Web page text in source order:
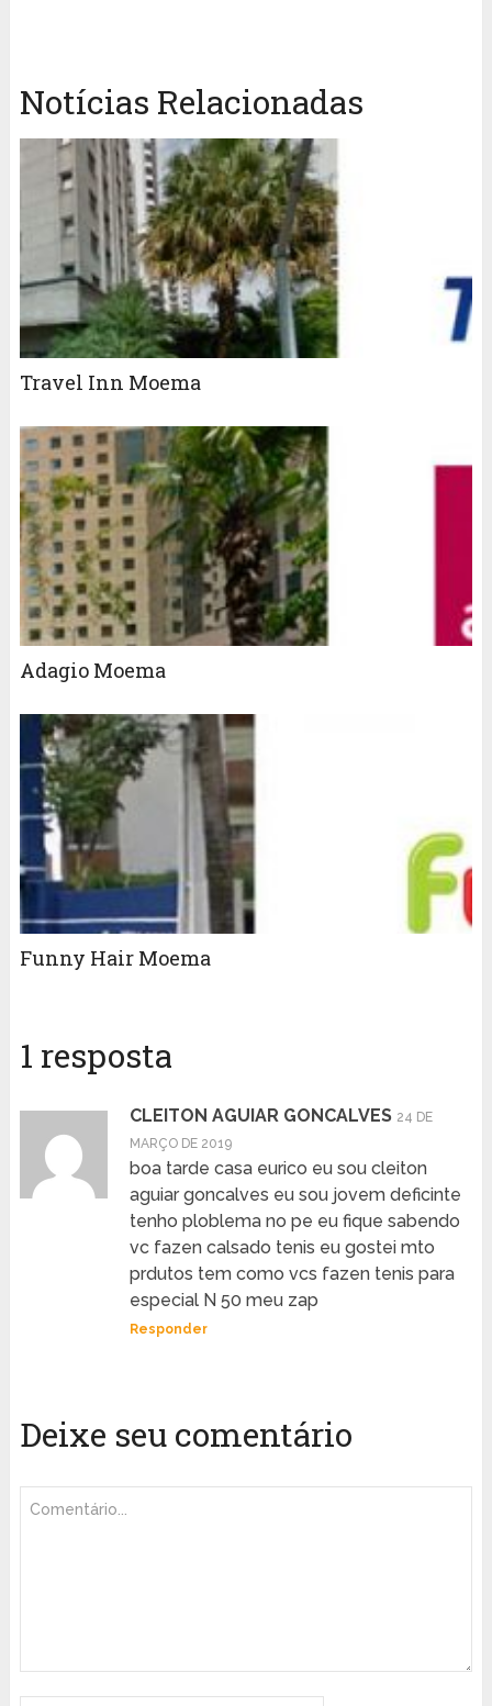
Notícias Relacionadas
Travel Inn Moema
Adagio Moema
Funny Hair Moema
1 resposta
CLEITON AGUIAR GONCALVES 24 DE
MARÇO DE 2019
boa tarde casa eurico eu sou cleiton
aguiar goncalves eu sou jovem deficinte
tenho ploblema no pe eu fique sabendo
vc fazen calsado tenis eu gostei mto
prdutos tem como vcs fazen tenis para
especial N 50 meu zap
Responder
Deixe seu comentário